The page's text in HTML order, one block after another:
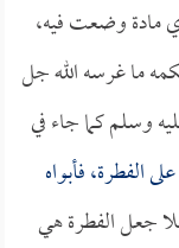
مادة وضعت فيه،
ما غرسه الله جل
وسلم كما جاء في
الفطرة، فأبواه
جعل الفطرة هي